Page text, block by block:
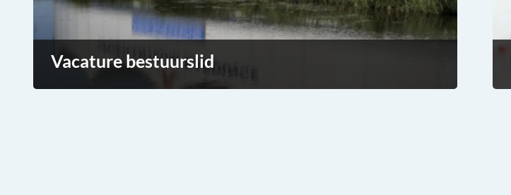
Vacature bestuurslid